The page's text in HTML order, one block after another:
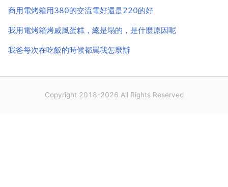
商用電烤箱用380的交流電好還是220的好
我用電烤箱烤戚風蛋糕，總是塌的，是什麼原因呢
我爸每次在吃飯的時候都罵我怎麼辦
Copyright 2018-2026 All Rights Reserved